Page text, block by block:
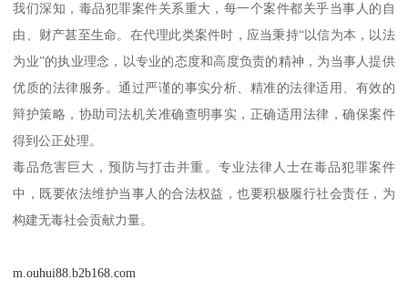
我们深知，毒品犯罪案件关系重大，每一个案件都关乎当事人的自
由、财产甚至生命。在代理此类案件时，应当秉持“以信为本，以法
为业”的执业理念，以专业的态度和高度负责的精神，为当事人提供
优质的法律服务。通过严谨的事实分析、精准的法律适用、有效的
辩护策略，协助司法机关准确查明事实，正确适用法律，确保案件
得到公正处理。
毒品危害巨大，预防与打击并重。专业法律人士在毒品犯罪案件
中，既要依法维护当事人的合法权益，也要积极履行社会责任，为
构建无毒社会贡献力量。
m.ouhui88.b2b168.com